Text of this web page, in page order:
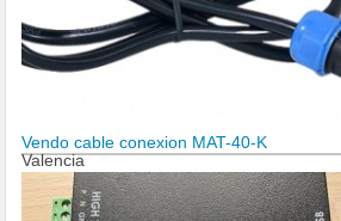
Vendo cable conexion MAT-40-K
Valencia